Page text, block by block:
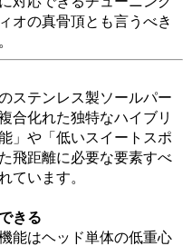
オの真骨頂とも言うべき
ステンレス製ソールパー
合化れた独特なハイブリ
」や「低いスイートスポ
飛距離に必要な要素すべ
ています。
きる
能はヘッド単体の低重心